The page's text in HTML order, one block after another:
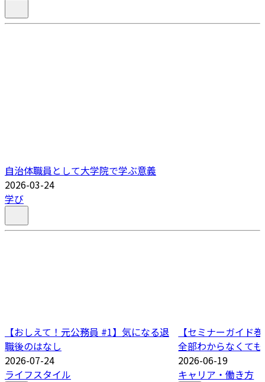
自治体職員として大学院で学ぶ意義
2026-03-24
学び
【おしえて！元公務員 #1】気になる退
職後のはなし
2026-07-24
ライフスタイル
【セミナーガイド
全部わからなくて
2026-06-19
キャリア・働き方